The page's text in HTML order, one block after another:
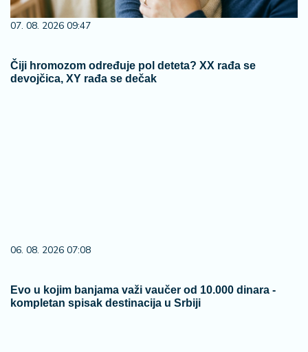
07. 08. 2026 09:47
Čiji hromozom određuje pol deteta? XX rađa se
devojčica, XY rađa se dečak
06. 08. 2026 07:08
Evo u kojim banjama važi vaučer od 10.000 dinara -
kompletan spisak destinacija u Srbiji